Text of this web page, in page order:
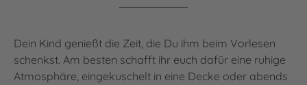
Dein Kind genießt die Zeit, die Du ihm beim Vorlesen
schenkst. Am besten schafft ihr euch dafür eine ruhige
Atmosphäre, eingekuschelt in eine Decke oder abends